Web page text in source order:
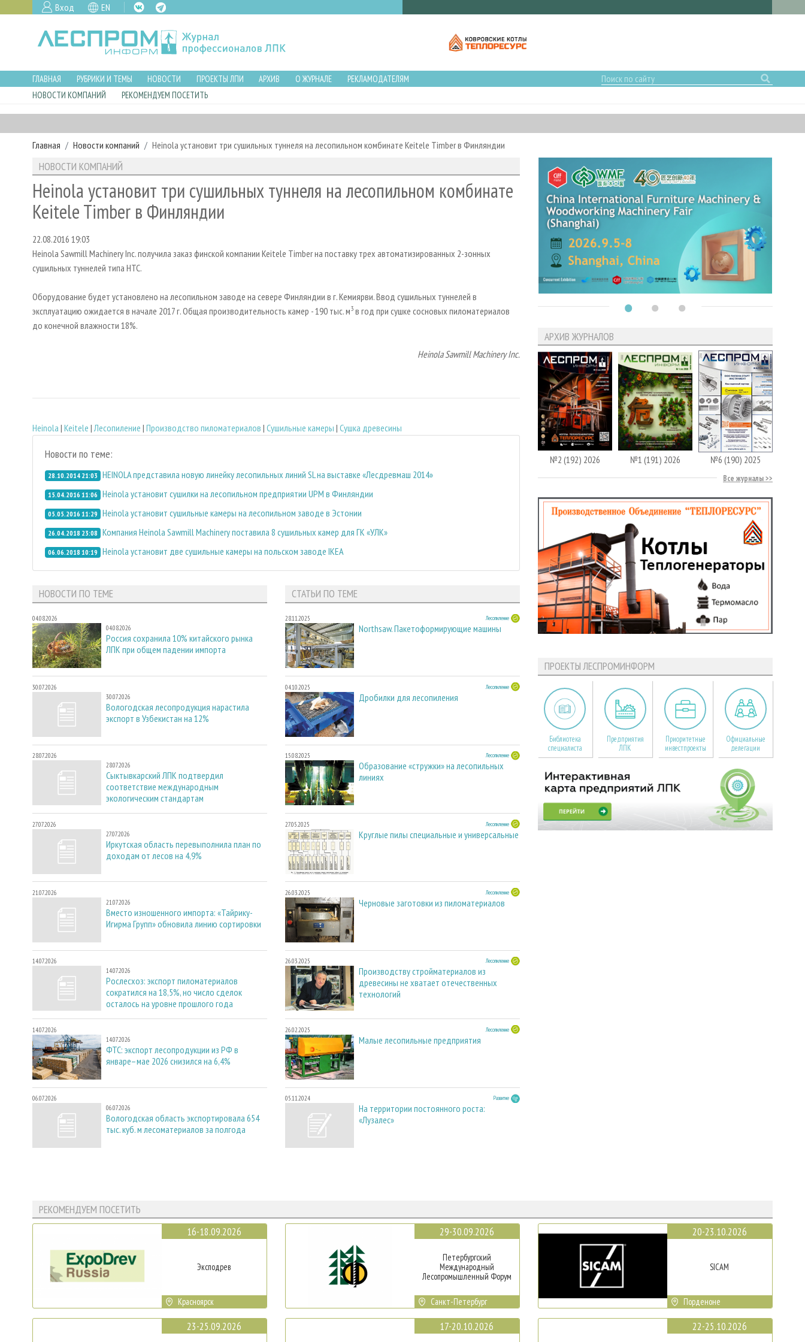
Вход EN
ГЛАВНАЯ РУБРИКИ И ТЕМЫ НОВОСТИ ПРОЕКТЫ ЛПИ АРХИВ О ЖУРНАЛЕ
РЕКЛАМОДАТЕЛЯМ
НОВОСТИ КОМПАНИЙ
РЕКОМЕНДУЕМ ПОСЕТИТЬ
Главная Новости компаний Heinola установит три сушильных туннеля на лесопильном комбинате Keitele Timber в Финляндии
НОВОСТИ КОМПАНИЙ
Heinola установит три сушильных туннеля на лесопильном комбинате
Keitele Timber в Финляндии
22.08.2016 19:03
Heinola Sawmill Machinery Inc. получила заказ финской компании Keitele Timber на поставку трех автоматизированных 2-зонных
сушильных туннелей типа HTC.
Оборудование будет установлено на лесопильном заводе на севере Финляндии в г. Кемиярви. Ввод сушильных туннелей в
эксплуатацию ожидается в начале 2017 г. Общая производительность камер - 190 тыс. м3 в год при сушке сосновых пиломатериалов
до конечной влажности 18%.
Heinola Sawmill MachineryInc.
Heinola | Keitele | Лесопиление | Производство пиломатериалов | Сушильные камеры | Сушка древесины
Новости по теме:
28.10.2014 21:03 HEINOLA представила новую линейку лесопильных линий SL на выставке «Лесдревмаш 2014»
15.04.2016 11:06 Heinola установит сушилки на лесопильном предприятии UPM в Финляндии
05.05.2016 11:29 Heinola установит сушильные камеры на лесопильном заводе в Эстонии
26.04.2018 23:08 Компания Heinola Sawmill Machinery поставила 8 сушильных камер для ГК «УЛК»
06.06.2018 10:19 Heinola установит две сушильные камеры на польском заводе IKEA
НОВОСТИ ПО ТЕМЕ
04.08.2026
04.08.2026
Россия сохранила 10% китайского рынка
ЛПК при общем падении импорта
30.07.2026
30.07.2026
Вологодская лесопродукция нарастила
экспорт в Узбекистан на 12%
28.07.2026
28.07.2026
Сыктывкарский ЛПК подтвердил
соответствие международным
экологическим стандартам
27.07.2026
27.07.2026
Иркутская область перевыполнила план по
доходам от лесов на 4,9%
21.07.2026
21.07.2026
Вместо изношенного импорта: «Тайрику-
Игирма Групп» обновила линию сортировки
14.07.2026
14.07.2026
Рослесхоз: экспорт пиломатериалов
сократился на 18,5%, но число сделок
осталось на уровне прошлого года
14.07.2026
14.07.2026
ФТС: экспорт лесопродукции из РФ в
январе–мае 2026 снизился на 6,4%
06.07.2026
06.07.2026
Вологодская область экспортировала 654
тыс. куб. м лесоматериалов за полгода
СТАТЬИ ПО ТЕМЕ
28.11.2025 Лесопиление
Northsaw. Пакетоформирующие машины
04.10.2025 Лесопиление
Дробилки для лесопиления
15.08.2025 Лесопиление
Образование «стружки» на лесопильных
линиях
27.05.2025 Лесопиление
Круглые пилы специальные и универсальные
26.03.2025 Лесопиление
Черновые заготовки из пиломатериалов
26.03.2025 Лесопиление
Производству стройматериалов из
древесины не хватает отечественных
технологий
26.02.2025 Лесопиление
Малые лесопильные предприятия
05.11.2024 Развитие
На территории постоянного роста:
«Лузалес»
АРХИВ ЖУРНАЛОВ
№2 (192) 2026 №1 (191) 2026 №6 (190) 2025
Все журналы
ПРОЕКТЫ ЛЕСПРОМИНФОРМ
Библиотека
специалиста
Предприятия
ЛПК
Приоритетные
инвестпроекты
Официальные
делегации
РЕКОМЕНДУЕМ ПОСЕТИТЬ
16-18.09.2026
Эксподрев
Красноярск
23-25.09.2026
29-30.09.2026
Петербургский
Международный
Лесопромышленный Форум
Санкт-Петербург
17-20.10.2026
20-23.10.2026
SICAM
Порденоне
22-25.10.2026